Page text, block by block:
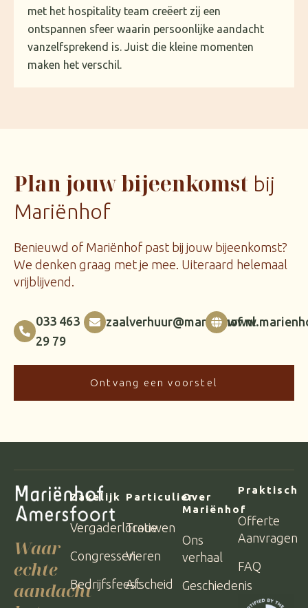
met het hospitality team creëert zij een
ontspannen sfeer waarin persoonlijke aandacht
vanzelfsprekend is. Juist die kleine momenten
maken het verschil.
Plan jouw bijeenkomst bij
Mariënhof
Benieuwd of Mariënhof past bij jouw bijeenkomst?
We denken graag met je mee. Uiteraard helemaal
vrijblijvend.
033 463
29 79
zaalverhuur@marienhof.nl
Ontvang een voorstel
Waar
echte
aandacht
Zakelijk
Vergaderlocatie
Congressen
Bedrijfsfeest
Particulier
Trouwen
Vieren
Afscheid
Over
Mariënhof
Ons
verhaal
Geschiedenis
Praktisch
Offerte
Aanvragen
FAQ